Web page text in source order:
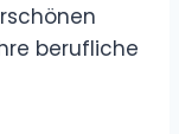
berufliche